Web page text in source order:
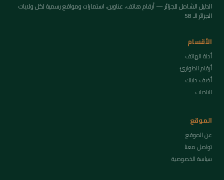
الدليل الشامل للجزائر — أرقام هاتف، عناوين، استمارات ومواقع رسمية لكل ولايات
الجزائر الـ 58
الأقسام
أدلة الهاتف
أرقام الطوارئ
أضف دليلك
البلديات
الموقع
عن الموقع
تواصل معنا
سياسة الخصوصية